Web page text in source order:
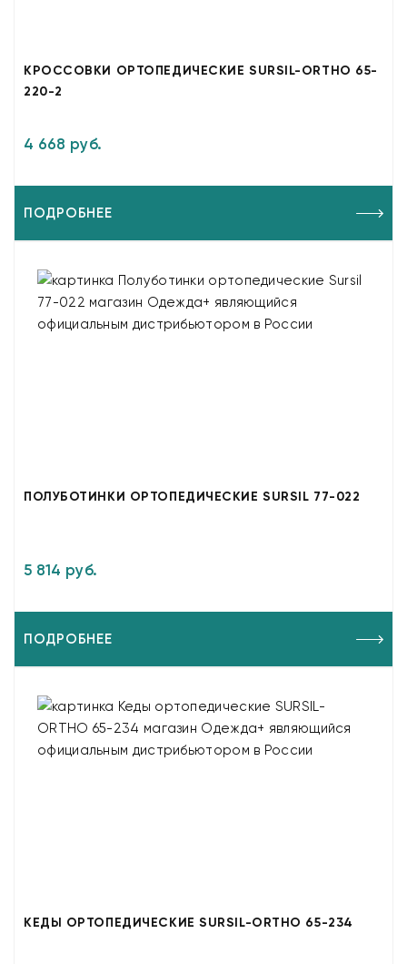
КРОССОВКИ ОРТОПЕДИЧЕСКИЕ SURSIL-ORTHO 65-
220-2
4 668 руб.
ПОДРОБНЕЕ
ПОЛУБОТИНКИ ОРТОПЕДИЧЕСКИЕ SURSIL 77-022
5 814 руб.
ПОДРОБНЕЕ
КЕДЫ ОРТОПЕДИЧЕСКИЕ SURSIL-ORTHO 65-234